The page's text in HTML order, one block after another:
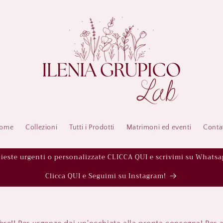
Collezioni Tutti i Prodotti Matrimoni ed eventi
urgenti o personalizzate CLICCA QUI e scrivimi su
Clicca QUI e Seguimi su Instagram!